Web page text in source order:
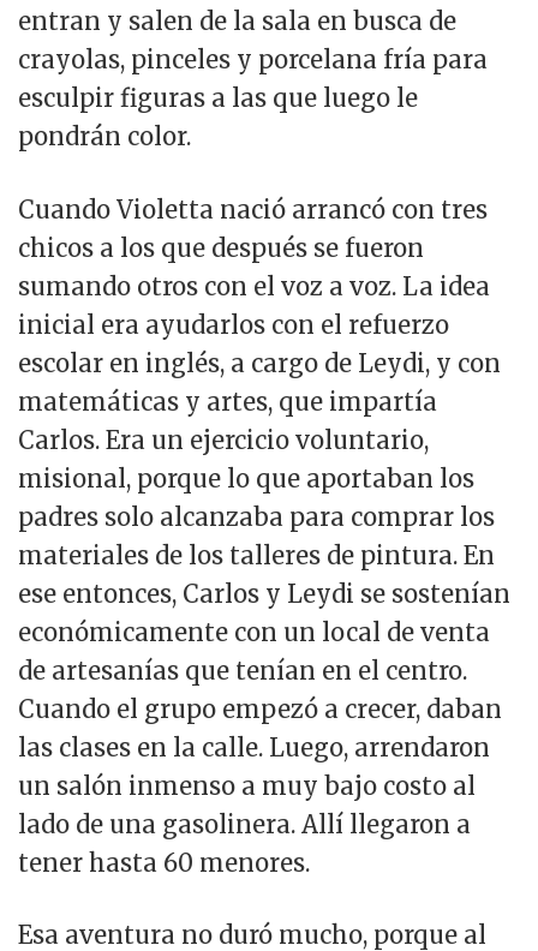
entran y salen de la sala en busca de
crayolas, pinceles y porcelana fría para
esculpir figuras a las que luego le
pondrán color.
Cuando Violetta nació arrancó con tres
chicos a los que después se fueron
sumando otros con el voz a voz. La idea
inicial era ayudarlos con el refuerzo
escolar en inglés, a cargo de Leydi, y con
matemáticas y artes, que impartía
Carlos. Era un ejercicio voluntario,
misional, porque lo que aportaban los
padres solo alcanzaba para comprar los
materiales de los talleres de pintura. En
ese entonces, Carlos y Leydi se sostenían
económicamente con un local de venta
de artesanías que tenían en el centro.
Cuando el grupo empezó a crecer, daban
las clases en la calle. Luego, arrendaron
un salón inmenso a muy bajo costo al
lado de una gasolinera. Allí llegaron a
tener hasta 60 menores.
Esa aventura no duró mucho, porque al